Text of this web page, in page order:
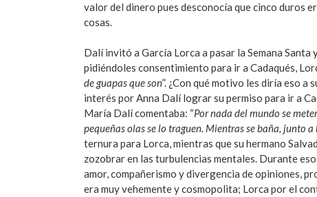
valor del dinero pues desconocía que cinco duros
cosas.
Dalí invitó a García Lorca a pasar la Semana
pidiéndoles consentimiento para ir a Cadaqués,
de guapas que son”. ¿Con qué motivo les diría eso a
interés por Anna Dalí lograr su permiso para ir a
María Dalí comentaba: “Por nada del mundo se
pequeñas olas se lo traguen. Mientras se baña, junto
ternura para Lorca, mientras que su hermano
zozobrar en las turbulencias mentales. Durante
amor, compañerismo y divergencia de opiniones,
era muy vehemente y cosmopolita; Lorca por el